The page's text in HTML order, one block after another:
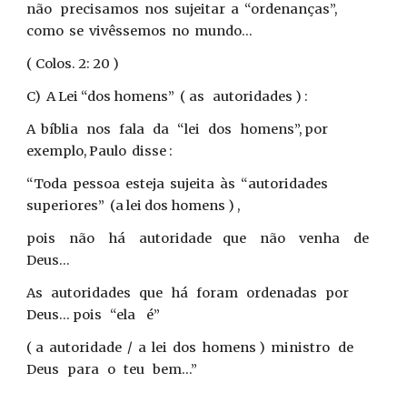
não precisamos nos sujeitar a “ordenanças”,
como se vivêssemos no mundo...
( Colos. 2: 20 )
C) A Lei “dos homens” ( as autoridades ) :
A bíblia nos fala da “lei dos homens”, por
exemplo, Paulo disse :
“Toda pessoa esteja sujeita às “autoridades
superiores” (a lei dos homens ) ,
pois não há autoridade que não venha de
Deus...
As autoridades que há foram ordenadas por
Deus... pois “ela é”
( a autoridade / a lei dos homens ) ministro de
Deus para o teu bem...”